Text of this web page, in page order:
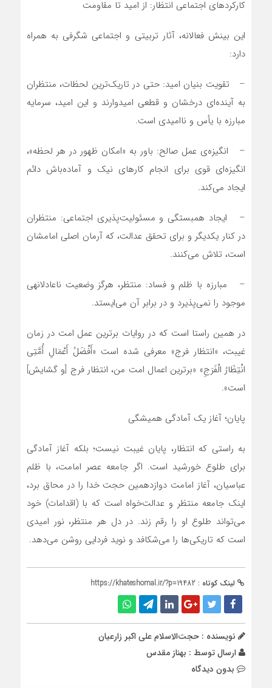
کارکردهای اجتماعی انتظار: از امید تا مقاومت
این بینش فعالانه، آثار تربیتی و اجتماعی شگرفی به همراه
دارد:
– تقویت بنیان امید: حتی در تاریک‌ترین لحظات، منتظران
به آینده‌ای درخشان و قطعی امیدوارند و این امید، سرمایه
مبارزه با یأس و ناامیدی است.
– انگیزه‌ی عمل صالح: باور به «امکان ظهور در هر لحظه»،
انگیزه‌ای قوی برای انجام کارهای نیک و آماده‌باش دائم
ایجاد می‌کند.
– ایجاد همبستگی و مسئولیت‌پذیری اجتماعی: منتظران
در کنار یکدیگر و برای تحقق عدالت، که آرمان اصلی امامشان
است، تلاش می‌کنند.
– مبارزه با ظلم و فساد: منتظر، هرگز وضعیت ناعادلانهی
موجود را نمی‌پذیرد و در برابر آن می‌ایستد.
در همین راستا است که در روایات برترین عمل امت در زمان
غیبت، «انتظار فرج» معرفی شده است «أَفْضَلُ أَعْمَالِ أُمَّتِی
انْتِظَارُ الْفَرَجِ» «برترین اعمال امت من، انتظار فرج [و گشایش]
است».
پایان؛ آغاز یک آمادگی همیشگی
به راستی که انتظار، پایان غیبت نیست؛ بلکه آغاز آمادگی
برای طلوع خورشید است. اگر جامعه عصر امامت، با ظلم
عباسیان، آغاز امامت دوازدهمین حجت خدا را در محاق برد،
اینک جامعه منتظر و عدالت‌خواه است که با (اقدامات) خود
می‌تواند طلوع او را رقم زند. در دل هر منتظر، نور امیدی
است که تاریکی‌ها را می‌شکافد و نوید فردایی روشن می‌دهد.
لینک کوتاه : https://khateshomal.ir/?p=19482
نویسنده : حجت‌‌الاسلام علی اکبر زارعیان
ارسال توسط : بهناز مقدس
بدون دیدگاه